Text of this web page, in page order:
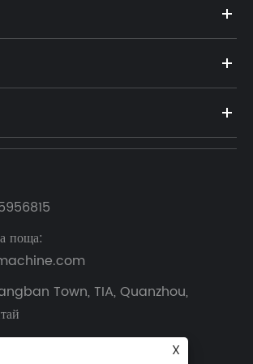
поща:
Town, TIA, Quanzhou,
X